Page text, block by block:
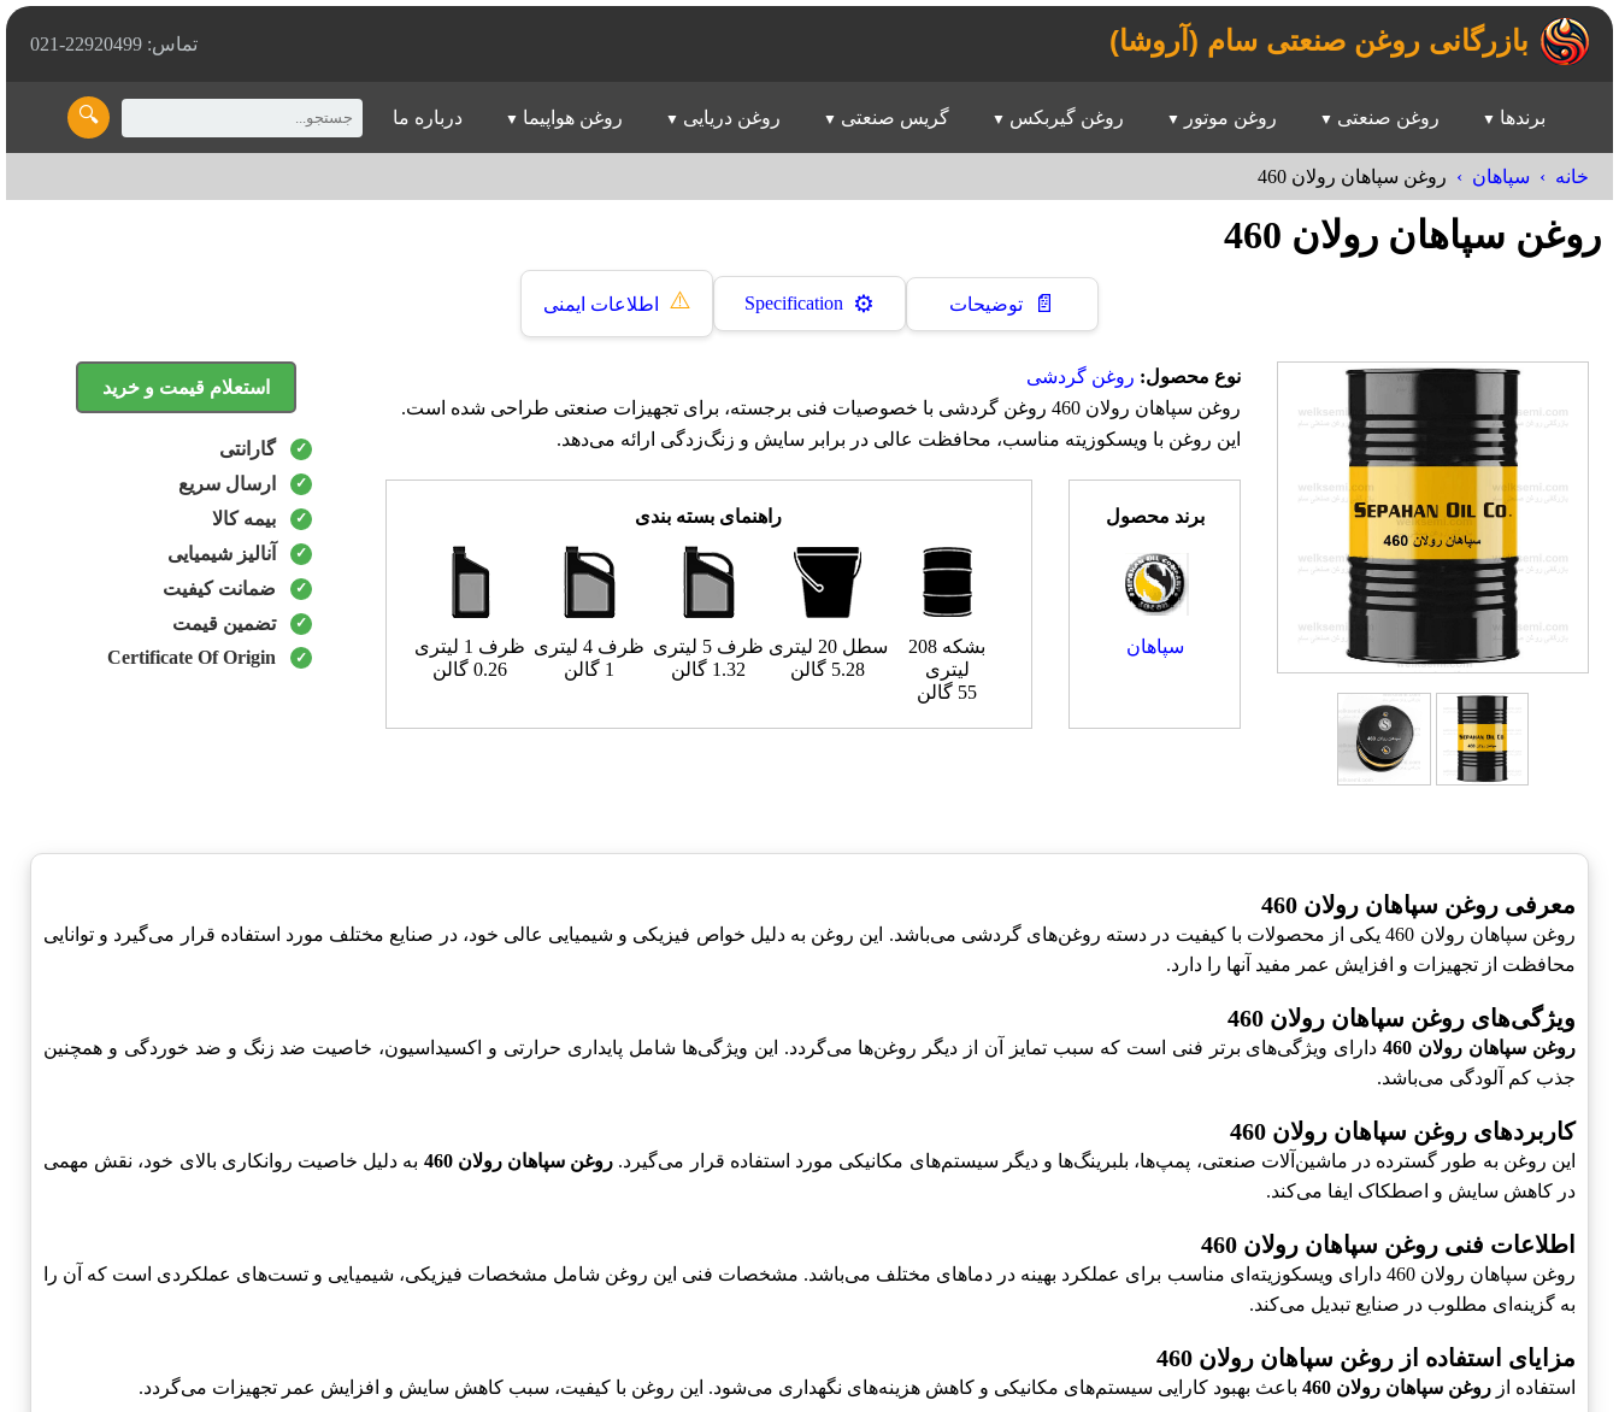
بازرگانی روغن صنعتی سام (آروشا) تماس: 22920499-021
🔍 برندها روغن صنعتی روغن موتور روغن گیربکس گریس صنعتی روغن دریایی روغن هواپیما درباره ما
خانه سپاهان روغن سپاهان رولان 460
روغن سپاهان رولان 460
📄 توضیحات ⚙️
Specification
⚠️ اطلاعات ایمنی
نوع محصول: روغن گردشی
روغن سپاهان رولان 460 روغن گردشی با خصوصیات فنی برجسته، برای تجهیزات صنعتی طراحی شده است.
این روغن با ویسکوزیته مناسب، محافظت عالی در برابر سایش و زنگ‌زدگی ارائه می‌دهد.
برند محصول
سپاهان
راهنمای بسته بندی
بشکه 208
لیتری
55 گالن
سطل 20 لیتری
5.28 گالن
ظرف 5 لیتری
1.32 گالن
ظرف 4 لیتری
1 گالن
ظرف 1 لیتری
0.26 گالن
استعلام قیمت و خرید
گارانتی
ارسال سریع
بیمه کالا
آنالیز شیمیایی
ضمانت کیفیت
تضمین قیمت
Certificate Of Origin
معرفی روغن سپاهان رولان 460
روغن سپاهان رولان 460 یکی از محصولات با کیفیت در دسته روغن‌های گردشی می‌باشد. این روغن به دلیل خواص فیزیکی و شیمیایی عالی خود، در صنایع مختلف مورد استفاده قرار می‌گیرد و توانایی
محافظت از تجهیزات و افزایش عمر مفید آنها را دارد.
ویژگی‌های روغن سپاهان رولان 460
روغن سپاهان رولان 460
دارای ویژگی‌های برتر فنی است که سبب تمایز آن از دیگر روغن‌ها می‌گردد. این ویژگی‌ها شامل پایداری حرارتی و اکسیداسیون، خاصیت ضد زنگ و ضد خوردگی و همچنین
جذب کم آلودگی می‌باشد.
کاربردهای روغن سپاهان رولان 460
این روغن به طور گسترده در ماشین‌آلات صنعتی، پمپ‌ها، بلبرینگ‌ها و دیگر سیستم‌های مکانیکی مورد استفاده قرار می‌گیرد. روغن سپاهان رولان 460
به دلیل خاصیت روانکاری بالای خود، نقش مهمی
در کاهش سایش و اصطکاک ایفا می‌کند.
اطلاعات فنی روغن سپاهان رولان 460
روغن سپاهان رولان 460 دارای ویسکوزیته‌ای مناسب برای عملکرد بهینه در دماهای مختلف می‌باشد. مشخصات فنی این روغن شامل مشخصات فیزیکی، شیمیایی و تست‌های عملکردی است که آن را
به گزینه‌ای مطلوب در صنایع تبدیل می‌کند.
مزایای استفاده از روغن سپاهان رولان 460
استفاده از روغن سپاهان رولان 460 باعث بهبود کارایی سیستم‌های مکانیکی و کاهش هزینه‌های نگهداری می‌شود. این روغن با کیفیت، سبب کاهش سایش و افزایش عمر تجهیزات می‌گردد.